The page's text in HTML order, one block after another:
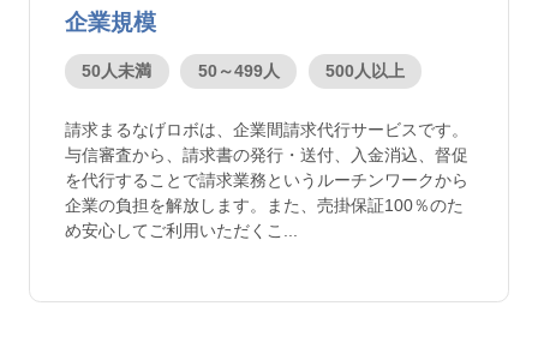
企業規模
50人未満 50～499人 500人以上
請求まるなげロボは、企業間請求代行サービスです。
与信審査から、請求書の発行・送付、入金消込、督促
を代行することで請求業務というルーチンワークから
企業の負担を解放します。また、売掛保証100％のた
め安心してご利用いただくこ...